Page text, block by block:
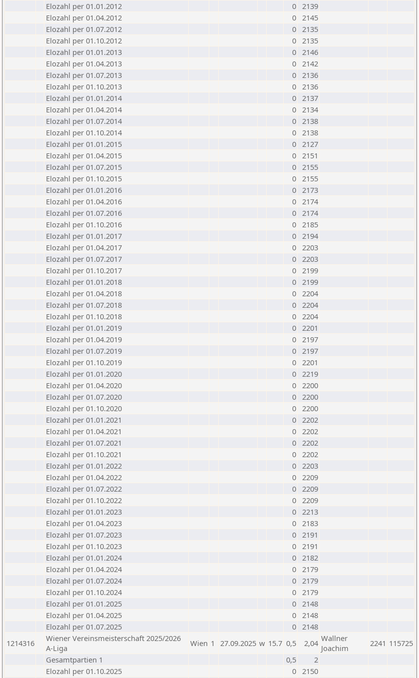
Elozahl per 01.01.2012
0 2139
Elozahl per 01.04.2012
0 2145
Elozahl per 01.07.2012
0 2135
Elozahl per 01.10.2012
0 2135
Elozahl per 01.01.2013
0 2146
Elozahl per 01.04.2013
0 2142
Elozahl per 01.07.2013
0 2136
Elozahl per 01.10.2013
0 2136
Elozahl per 01.01.2014
0 2137
Elozahl per 01.04.2014
0 2134
Elozahl per 01.07.2014
0 2138
Elozahl per 01.10.2014
0 2138
Elozahl per 01.01.2015
0 2127
Elozahl per 01.04.2015
0 2151
Elozahl per 01.07.2015
0 2155
Elozahl per 01.10.2015
0 2155
Elozahl per 01.01.2016
0 2173
Elozahl per 01.04.2016
0 2174
Elozahl per 01.07.2016
0 2174
Elozahl per 01.10.2016
0 2185
Elozahl per 01.01.2017
0 2194
Elozahl per 01.04.2017
0 2203
Elozahl per 01.07.2017
0 2203
Elozahl per 01.10.2017
0 2199
Elozahl per 01.01.2018
0 2199
Elozahl per 01.04.2018
0 2204
Elozahl per 01.07.2018
0 2204
Elozahl per 01.10.2018
0 2204
Elozahl per 01.01.2019
0 2201
Elozahl per 01.04.2019
0 2197
Elozahl per 01.07.2019
0 2197
Elozahl per 01.10.2019
0 2201
Elozahl per 01.01.2020
0 2219
Elozahl per 01.04.2020
0 2200
Elozahl per 01.07.2020
0 2200
Elozahl per 01.10.2020
0 2200
Elozahl per 01.01.2021
0 2202
Elozahl per 01.04.2021
0 2202
Elozahl per 01.07.2021
0 2202
Elozahl per 01.10.2021
0 2202
Elozahl per 01.01.2022
0 2203
Elozahl per 01.04.2022
0 2209
Elozahl per 01.07.2022
0 2209
Elozahl per 01.10.2022
0 2209
Elozahl per 01.01.2023
0 2213
Elozahl per 01.04.2023
0 2183
Elozahl per 01.07.2023
0 2191
Elozahl per 01.10.2023
0 2191
Elozahl per 01.01.2024
0 2182
Elozahl per 01.04.2024
0 2179
Elozahl per 01.07.2024
0 2179
Elozahl per 01.10.2024
0 2179
Elozahl per 01.01.2025
0 2148
Elozahl per 01.04.2025
0 2148
Elozahl per 01.07.2025
0 2148
1214316
Wiener Vereinsmeisterschaft 2025/2026
A-Liga
Wien 1 27.09.2025 w 15.7 0,5 2,04 Wallner
Joachim
2241 115725
Gesamtpartien 1
0,5
2
Elozahl per 01.10.2025
0 2150